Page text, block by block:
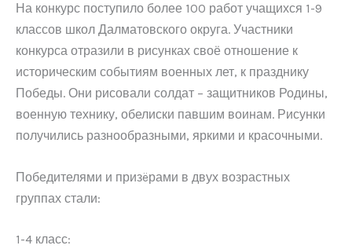
На конкурс поступило более 100 работ учащихся 1-9
классов школ Далматовского округа. Участники
конкурса отразили в рисунках своё отношение к
историческим событиям военных лет, к празднику
Победы. Они рисовали солдат – защитников Родины,
военную технику, обелиски павшим воинам. Рисунки
получились разнообразными, яркими и красочными.
Победителями и призëрами в двух возрастных
группах стали:
1-4 класс: